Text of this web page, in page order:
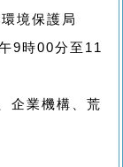
境保護局
9時00分至11
企業機構、荒